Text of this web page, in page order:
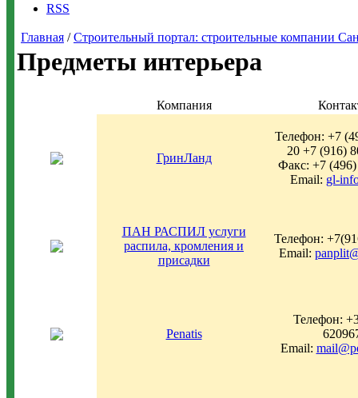
RSS
Главная /Строительный портал: строительные компании
Предметы интерьера
Компания
ГринЛанд
Телефон: +7
20 +7 (916)
Факс: +7
Email: gl-
ПАН РАСПИЛ услуги
распила, кромления и
присадки
Телефон:
Email:
Penatis
Телефон:
Email: